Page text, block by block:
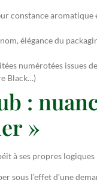
constance
élégance du
numérotées issues
Black…)
:
»
à ses propres logiques
sous l’effet d’une